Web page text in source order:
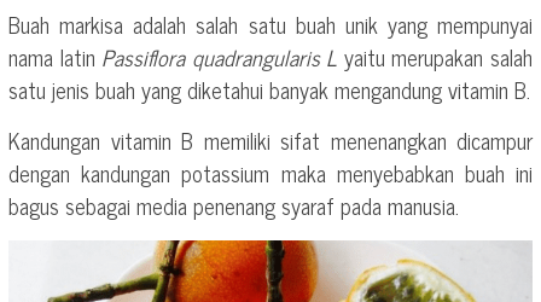
Buah markisa adalah salah satu buah unik yang mempunyai
nama latin Passiflora quadrangularis L yaitu merupakan salah
satu jenis buah yang diketahui banyak mengandung vitamin B.
Kandungan vitamin B memiliki sifat menenangkan dicampur
dengan kandungan potassium maka menyebabkan buah ini
bagus sebagai media penenang syaraf pada manusia.